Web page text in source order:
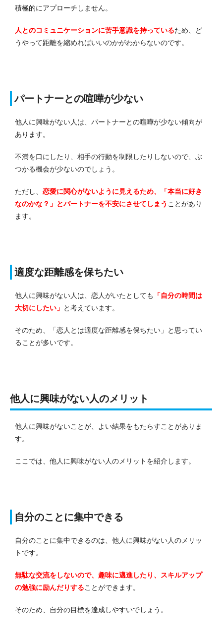
積極的にアプローチしません。
人とのコミュニケーションに苦手意識を持っているため、ど
うやって距離を縮めればいいのかがわからないのです。
パートナーとの喧嘩が少ない
他人に興味がない人は、パートナーとの喧嘩が少ない傾向が
あります。
不満を口にしたり、相手の行動を制限したりしないので、ぶ
つかる機会が少ないのでしょう。
ただし、 恋愛に関心がないように見えるため、「本当に好き
なのかな？」とパートナーを不安にさせてしまう ことがあり
ます。
適度な距離感を保ちたい
他人に興味がない人は、恋人がいたとしても
「自分の時間は
大切にしたい」 と考えています。
そのため、「恋人とは適度な距離感を保ちたい」と思ってい
ることが多いです。
他人に興味がない人のメリット
他人に興味がないことが、よい結果をもたらすことがありま
す。
ここでは、他人に興味がない人のメリットを紹介します。
自分のことに集中できる
自分のことに集中できるのは、他人に興味がない人のメリッ
トです。
無駄な交流をしないので、趣味に邁進したり、スキルアップ
の勉強に励んだりすることができます。
そのため、自分の目標を達成しやすいでしょう。